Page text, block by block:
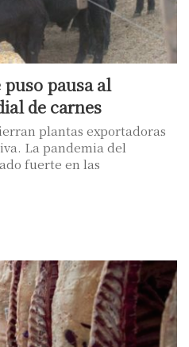
pausa al
de carnes
plantas exportadoras
La pandemia del
fuerte en las